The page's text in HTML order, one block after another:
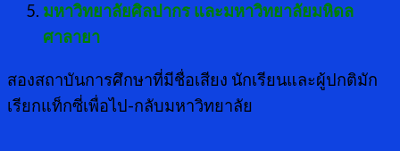
มหาวิทยาลัยศิลปากร และมหาวิทยาลัยมหิดล
ศาลายา
สองสถาบันการศึกษาที่มีชื่อเสียง นักเรียนและผู้ปกติมัก
เรียกแท็กซี่เพื่อไป-กลับมหาวิทยาลัย